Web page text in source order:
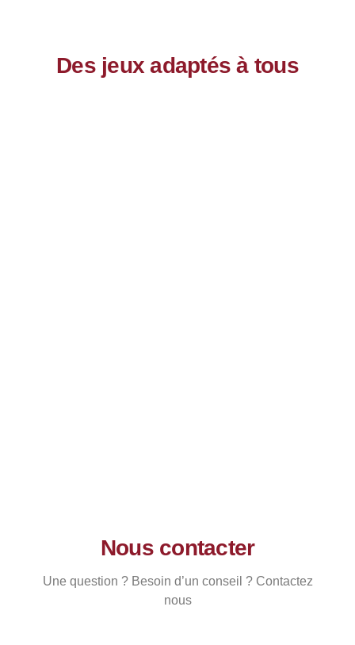
Des jeux adaptés à tous
Nous contacter
Une question ? Besoin d’un conseil ? Contactez
nous